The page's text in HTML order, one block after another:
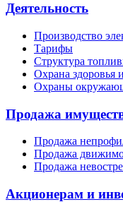
Деятельность
Производство
Тарифы
Структура
Охрана здоровья
Охраны
Продажа
Продажа
Продажа
Продажа
Акционерам и